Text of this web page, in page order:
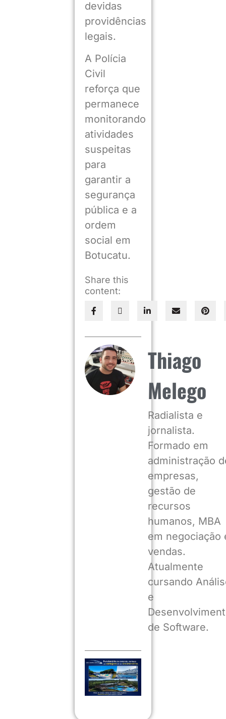
devidas
providências
legais.
A Polícia
Civil
reforça que
permanece
monitorando
atividades
suspeitas
para
garantir a
segurança
pública e a
ordem
social em
Botucatu.
Share this
content:
Thiago
Melego
Radialista e
jornalista.
Formado em
administração
empresas,
gestão de
recursos
humanos, MBA
em negociação
vendas.
Atualmente
cursando
e
de Software.